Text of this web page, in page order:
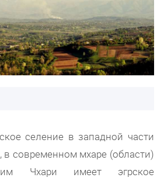
селение в западной части
в современном мхаре (области)
Чхари имеет эгрское